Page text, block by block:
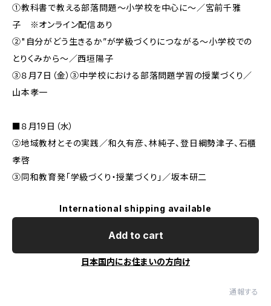
①教科書で教える部落問題～小学校を中心に～／宮前千雅
子 ※オンライン配信あり
②"自分がどう生きるか”が学級づくりにつながる～小学校での
とりくみから～／西垣陽子
③８月7日（金）③中学校における部落問題学習の授業づくり／
山本孝一
■８月19日（水）
②地域教材とその実践／和久有彦、林純子、登日綱勢津子、石櫃
孝啓
③同和教育発「学級づくり・授業づくり」／坂本研二
International shipping available
Add to cart
日本国内にお住まいの方向け
通報する